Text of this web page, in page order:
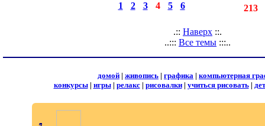
1 2· 3· 4· 5· 6 213
.:: Наверх ::.
..::: Все темы :::..
домой | живопись | графика | компьютерная
конкурсы| игры| релакс| рисовалки| учиться рисовать|